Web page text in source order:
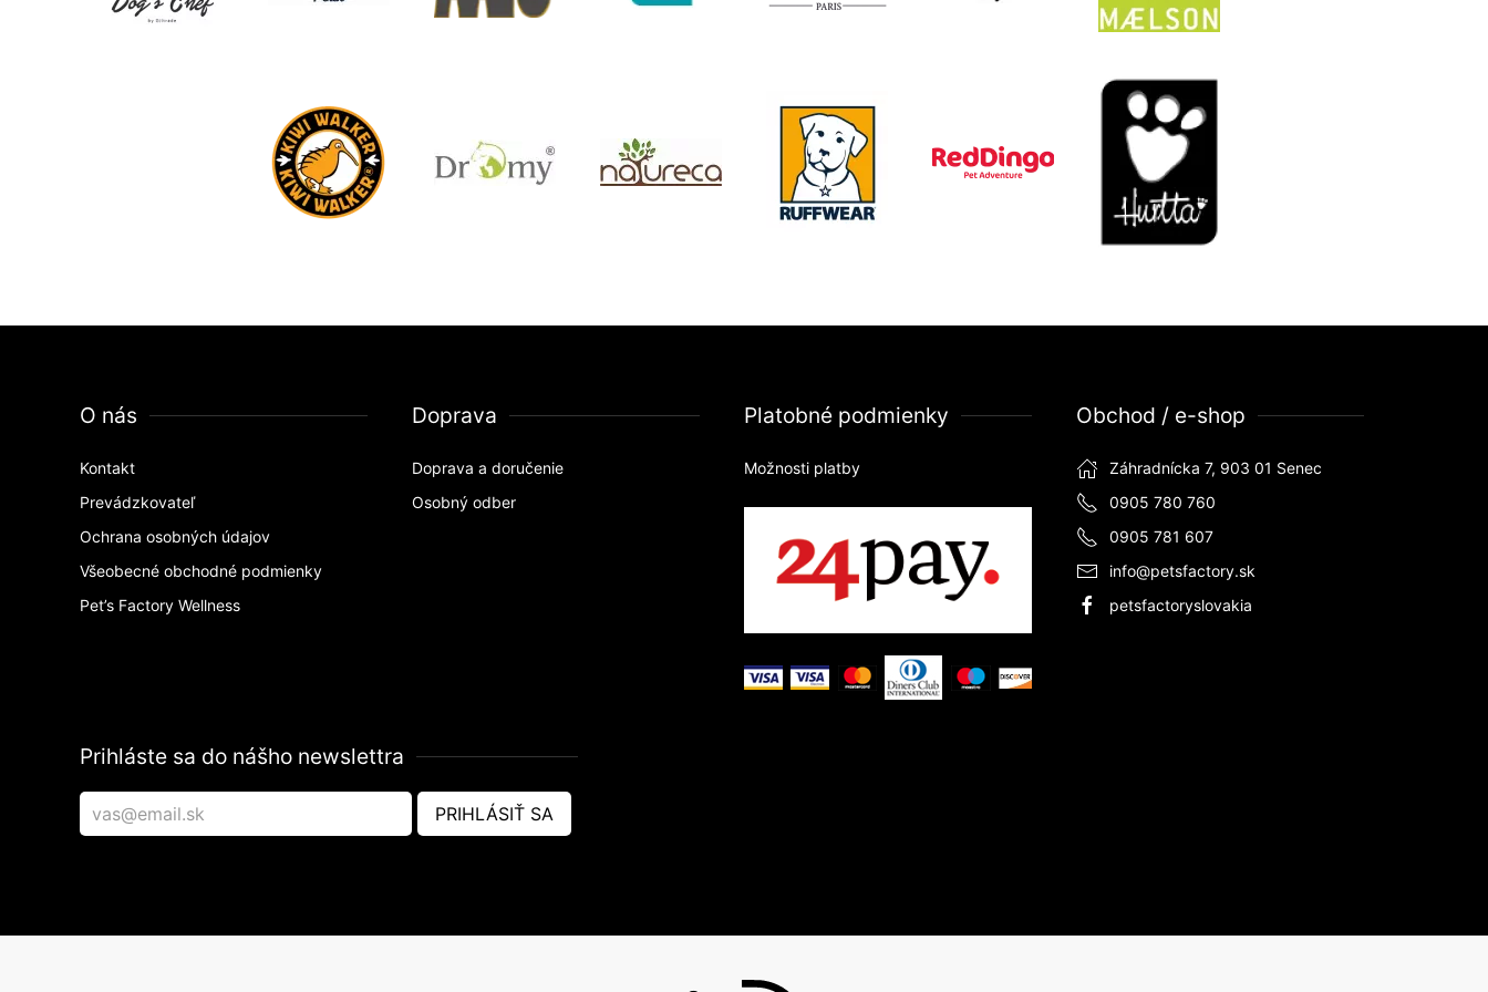
O nás
Kontakt
Prevádzkovateľ
Ochrana osobných údajov
Všeobecné obchodné podmienky
Pet’s Factory Wellness
Doprava
Doprava a doručenie
Osobný odber
Platobné podmienky
Možnosti platby
Obchod / e-shop
Záhradnícka 7, 903 01 Senec
0905 780 760
0905 781 607
info@petsfactory.sk
petsfactoryslovakia
Prihláste sa do nášho newslettra
PRIHLÁSIŤ SA